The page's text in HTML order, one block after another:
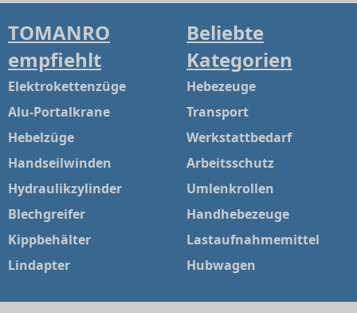
TOMANRO
empfiehlt
Elektrokettenzüge
Alu-Portalkrane
Hebelzüge
Handseilwinden
Hydraulikzylinder
Blechgreifer
Kippbehälter
Lindapter
Beliebte
Kategorien
Hebezeuge
Transport
Werkstattbedarf
Arbeitsschutz
Umlenkrollen
Handhebezeuge
Lastaufnahmemittel
Hubwagen